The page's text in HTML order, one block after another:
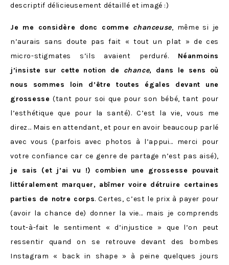
descriptif délicieusement détaillé et imagé :)
Je me considère donc comme chanceuse, même si je
n’aurais sans doute pas fait « tout un plat » de ces
micro-stigmates s’ils avaient perduré. Néanmoins
j’insiste sur cette notion de chance, dans le sens où
nous sommes loin d’être toutes égales devant une
grossesse (tant pour soi que pour son bébé, tant pour
l’esthétique que pour la santé). C’est la vie, vous me
direz… Mais en attendant, et pour en avoir beaucoup parlé
avec vous (parfois avec photos à l’appui… merci pour
votre confiance car ce genre de partage n’est pas aisé),
je sais (et j’ai vu !) combien une grossesse pouvait
littéralement marquer, abîmer voire détruire certaines
parties de notre corps. Certes, c’est le prix à payer pour
(avoir la chance de) donner la vie… mais je comprends
tout-à-fait le sentiment « d’injustice » que l’on peut
ressentir quand on se retrouve devant des bombes
Instagram « back in shape » à peine quelques jours